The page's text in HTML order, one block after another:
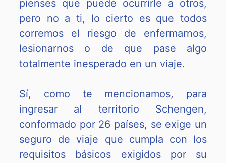
pienses que puede ocurrirle a otros,
pero no a ti, lo cierto es que todos
corremos el riesgo de enfermarnos,
lesionarnos o de que pase algo
totalmente inesperado en un viaje.
Sí, como te mencionamos, para
ingresar al territorio Schengen,
conformado por 26 países, se exige un
seguro de viaje que cumpla con los
requisitos básicos exigidos por su